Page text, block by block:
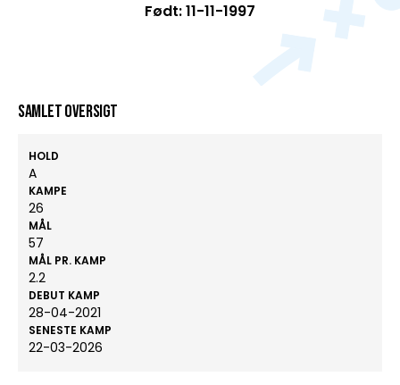
Født: 11-11-1997
Samlet oversigt
HOLD
A
KAMPE
26
MÅL
57
MÅL PR. KAMP
2.2
DEBUT KAMP
28-04-2021
SENESTE KAMP
22-03-2026